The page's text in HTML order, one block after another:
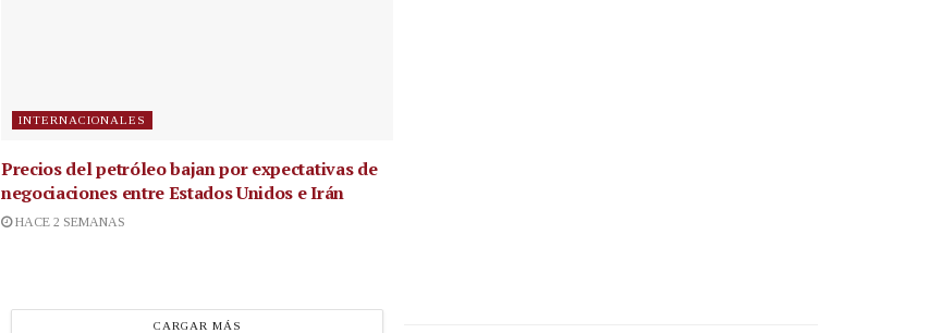
INTERNACIONALES
Precios del petróleo bajan por expectativas de
negociaciones entre Estados Unidos e Irán
HACE 2 SEMANAS
CARGAR MÁS